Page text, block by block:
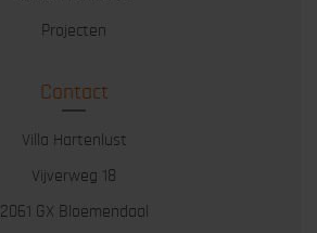
Projecten
Contact
Villa Hartenlust
Vijverweg 18
2061 GX Bloemendaal